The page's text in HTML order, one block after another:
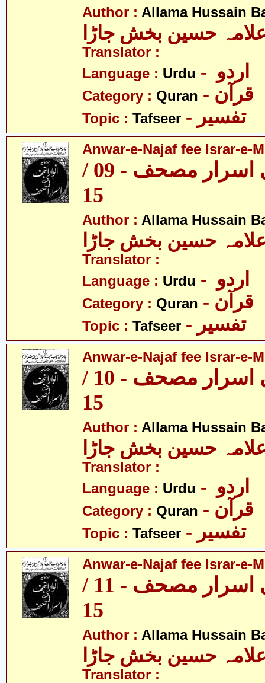
Author : Allama Hussain
حسین بخش جاڑا
Translator :
Language : Urdu
Category : Quran - قرآن
Topic : Tafseer - تفسیر
Anwar-e-Najaf fee Israr-e-
انوار نجف فی اسرار مصحف - 09 /
15
Author : Allama Hussain
حسین بخش جاڑا
Translator :
Language : Urdu
Category : Quran - قرآن
Topic : Tafseer - تفسیر
Anwar-e-Najaf fee Israr-e-
انوار نجف فی اسرار مصحف - 10 /
15
Author : Allama Hussain
حسین بخش جاڑا
Translator :
Language : Urdu
Category : Quran - قرآن
Topic : Tafseer - تفسیر
Anwar-e-Najaf fee Israr-e-
انوار نجف فی اسرار مصحف - 11 /
15
Author : Allama Hussain
حسین بخش جاڑا
Translator :